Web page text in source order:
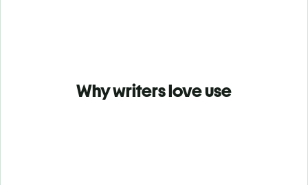
Why writers love use